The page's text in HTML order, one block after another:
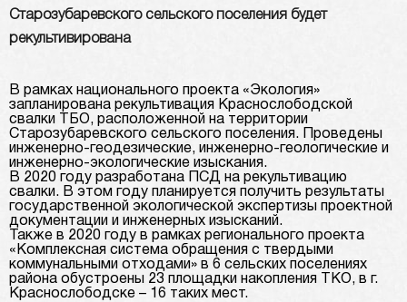
Старозубаревского сельского поселения будет
рекультивирована
В рамках национального проекта «Экология»
запланирована рекультивация Краснослободской
свалки ТБО, расположенной на территории
Старозубаревского сельского поселения. Проведены
инженерно-геодезические, инженерно-геологические и
инженерно-экологические изыскания.
В 2020 году разработана ПСД на рекультивацию
свалки. В этом году планируется получить результаты
государственной экологической экспертизы проектной
документации и инженерных изысканий.
Также в 2020 году в рамках регионального проекта
«Комплексная система обращения с твердыми
коммунальными отходами» в 6 сельских поселениях
района обустроены 23 площадки накопления ТКО, в г.
Краснослободске – 16 таких мест.